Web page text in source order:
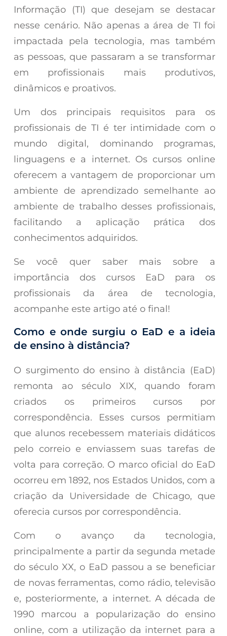
Informação (TI) que desejam se destacar
nesse cenário. Não apenas a área de TI foi
impactada pela tecnologia, mas também
as pessoas, que passaram a se transformar
em profissionais mais produtivos,
dinâmicos e proativos.
Um dos principais requisitos para os
profissionais de TI é ter intimidade com o
mundo digital, dominando programas,
linguagens e a internet. Os cursos online
oferecem a vantagem de proporcionar um
ambiente de aprendizado semelhante ao
ambiente de trabalho desses profissionais,
facilitando a aplicação prática dos
conhecimentos adquiridos.
Se você quer saber mais sobre a
importância dos cursos EaD para os
profissionais da área de tecnologia,
acompanhe este artigo até o final!
Como e onde surgiu o EaD e a ideia
de ensino à distância?
O surgimento do ensino à distância (EaD)
remonta ao século XIX, quando foram
criados os primeiros cursos por
correspondência. Esses cursos permitiam
que alunos recebessem materiais didáticos
pelo correio e enviassem suas tarefas de
volta para correção. O marco oficial do EaD
ocorreu em 1892, nos Estados Unidos, com a
criação da Universidade de Chicago, que
oferecia cursos por correspondência.
Com o avanço da tecnologia,
principalmente a partir da segunda metade
do século XX, o EaD passou a se beneficiar
de novas ferramentas, como rádio, televisão
e, posteriormente, a internet. A década de
1990 marcou a popularização do ensino
online, com a utilização da internet para a